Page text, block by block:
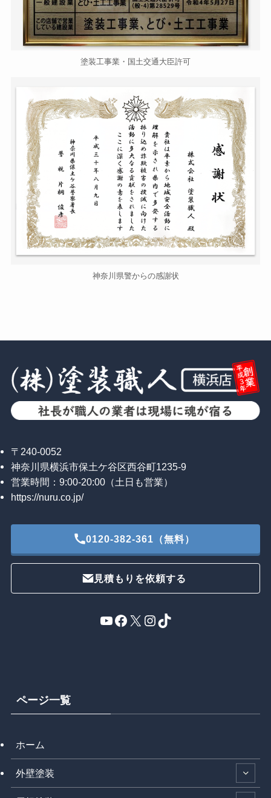
塗装工事業・国土交通大臣許可
神奈川県警からの感謝状
〒240-0052
神奈川県横浜市保土ケ谷区西谷町1235-9
営業時間：9:00-20:00（土日も営業）
https://nuru.co.jp/
0120-382-361（無料）
見積もりを依頼する
YouTube
Facebook
X Instagram
TikTok
ページ一覧
ホーム
外壁塗装